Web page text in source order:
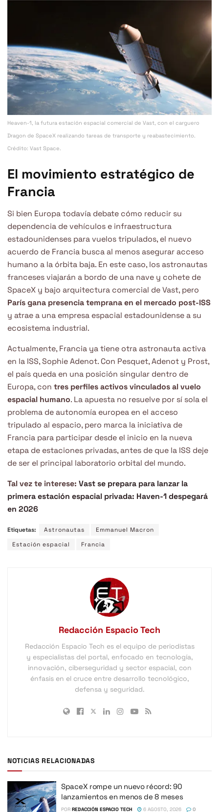
Heaven-1, la futura estación espacial comercial de Vast, con el carguero
Dragon de SpaceX realizando tareas de transporte y reabastecimiento.
Crédito: Vast Space.
El movimiento estratégico de
Francia
Si bien Europa todavía debate cómo reducir su
dependencia de vehículos e infraestructura
estadounidenses para vuelos tripulados, el nuevo
acuerdo de Francia busca al menos asegurar acceso
humano a la órbita baja. En este caso, los astronautas
franceses viajarán a bordo de una nave y cohete de
SpaceX y bajo arquitectura comercial de Vast, pero
París gana presencia temprana en el mercado post-ISS
y atrae a una empresa espacial estadounidense a su
ecosistema industrial.
Actualmente, Francia ya tiene otra astronauta activa
en la ISS, Sophie Adenot. Con Pesquet, Adenot y Prost,
el país queda en una posición singular dentro de
Europa, con tres perfiles activos vinculados al vuelo
espacial humano. La apuesta no resuelve por sí sola el
problema de autonomía europea en el acceso
tripulado al espacio, pero marca la iniciativa de
Francia para participar desde el inicio en la nueva
etapa de estaciones privadas, antes de que la ISS deje
de ser el principal laboratorio orbital del mundo.
Tal vez te interese: Vast se prepara para lanzar la
primera estación espacial privada: Haven-1 despegará
en 2026
Etiquetas: Astronautas
Emmanuel Macron
Estación espacial
Francia
Redacción Espacio Tech
Redacción Espacio Tech es el equipo de periodistas
y especialistas del portal, enfocado en tecnología,
innovación, ciberseguridad y sector espacial, con
énfasis en el cruce entre desarrollo tecnológico,
defensa y seguridad.
NOTICIAS RELACIONADAS
SpaceX rompe un nuevo récord: 90
lanzamientos en menos de 8 meses
POR REDACCIÓN ESPACIO TECH 6 AGOSTO, 2026 0